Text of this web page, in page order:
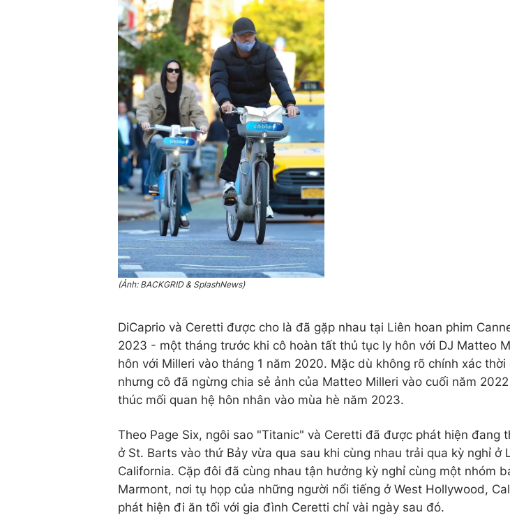
(Ảnh: BACKGRID & SplashNews)
DiCaprio và Ceretti được cho là đã gặp nhau tại Liên hoan phim
2023 - một tháng trước khi cô hoàn tất thủ tục ly hôn với DJ Matteo
hôn với Milleri vào tháng 1 năm 2020. Mặc dù không rõ chính xác
nhưng cô đã ngừng chia sẻ ảnh của Matteo Milleri vào cuối năm
thúc mối quan hệ hôn nhân vào mùa hè năm 2023.
Theo Page Six, ngôi sao "Titanic" và Ceretti đã được phát hiện đang
ở St. Barts vào thứ Bảy vừa qua sau khi cùng nhau trải qua kỳ nghỉ ở
California. Cặp đôi đã cùng nhau tận hưởng kỳ nghỉ cùng một nhóm
Marmont, nơi tụ họp của những người nổi tiếng ở West Hollywood,
phát hiện đi ăn tối với gia đình Ceretti chỉ vài ngày sau đó.